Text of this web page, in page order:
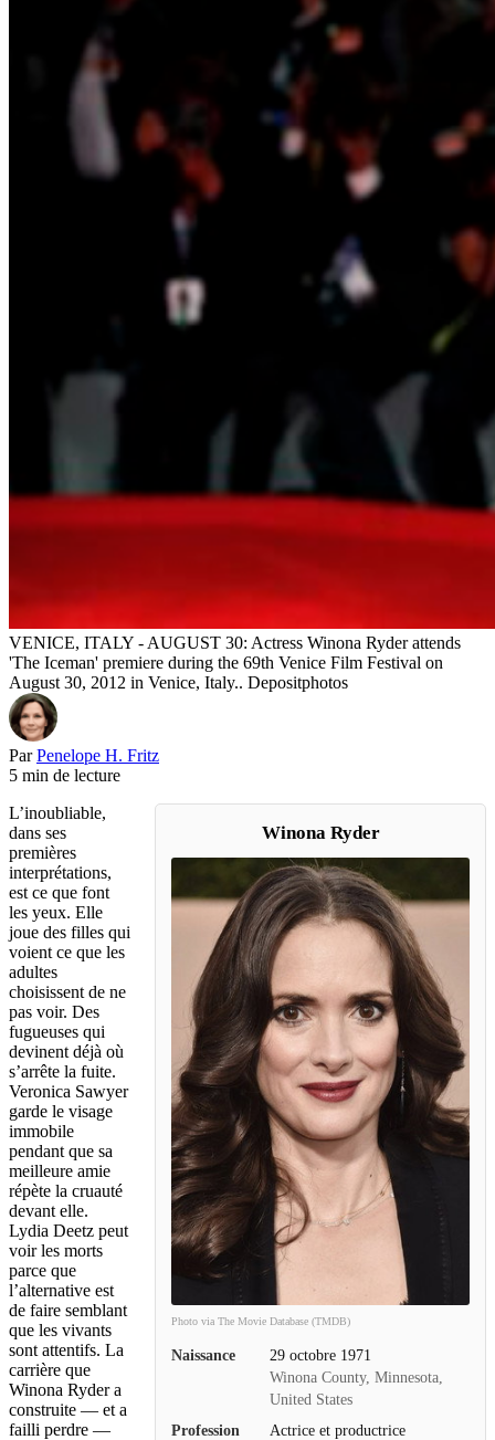
VENICE, ITALY - AUGUST 30: Actress Winona Ryder attends
'The Iceman' premiere during the 69th Venice Film Festival on
August 30, 2012 in Venice, Italy.. Depositphotos
Par Penelope H. Fritz
5 min de lecture
Winona Ryder
Photo via The Movie Database (TMDB)
Naissance
29 octobre 1971
Winona County, Minnesota,
United States
Profession
Actrice et productrice
L’inoubliable,
dans ses
premières
interprétations,
est ce que font
les yeux. Elle
joue des filles qui
voient ce que les
adultes
choisissent de ne
pas voir. Des
fugueuses qui
devinent déjà où
s’arrête la fuite.
Veronica Sawyer
garde le visage
immobile
pendant que sa
meilleure amie
répète la cruauté
devant elle.
Lydia Deetz peut
voir les morts
parce que
l’alternative est
de faire semblant
que les vivants
sont attentifs. La
carrière que
Winona Ryder a
construite — et a
failli perdre —